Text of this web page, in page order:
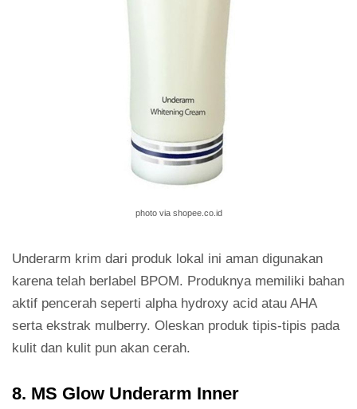
photo via shopee.co.id
Underarm krim dari produk lokal ini aman digunakan
karena telah berlabel BPOM. Produknya memiliki bahan
aktif pencerah seperti alpha hydroxy acid atau AHA
serta ekstrak mulberry. Oleskan produk tipis-tipis pada
kulit dan kulit pun akan cerah.
8. MS Glow Underarm Inner